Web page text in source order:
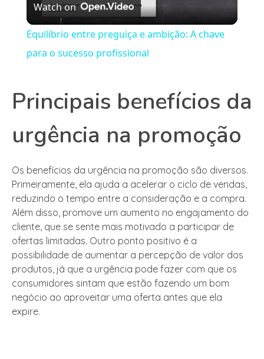
Video
Watch on
Equilíbrio entre preguiça e ambição: A chave
para o sucesso profissional
Principais benefícios da
urgência na promoção
Os benefícios da urgência na promoção são diversos.
Primeiramente, ela ajuda a acelerar o ciclo de vendas,
reduzindo o tempo entre a consideração e a compra.
Além disso, promove um aumento no engajamento do
cliente, que se sente mais motivado a participar de
ofertas limitadas. Outro ponto positivo é a
possibilidade de aumentar a percepção de valor dos
produtos, já que a urgência pode fazer com que os
consumidores sintam que estão fazendo um bom
negócio ao aproveitar uma oferta antes que ela
expire.